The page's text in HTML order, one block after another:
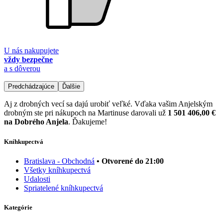
U nás nakupujete
vždy bezpečne
a s dôverou
Predchádzajúce Ďalšie
Aj z drobných vecí sa dajú urobiť veľké. Vďaka vašim Anjelským
drobným ste pri nákupoch na Martinuse darovali už 1 501 406,00 €
na Dobrého Anjela. Ďakujeme!
Kníhkupectvá
Bratislava - Obchodná • Otvorené do 21:00
Všetky kníhkupectvá
Udalosti
Spriatelené kníhkupectvá
Kategórie